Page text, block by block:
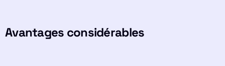
Avantages considérables